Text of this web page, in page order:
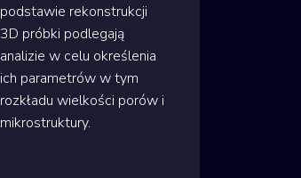
podstawie rekonstrukcji
3D próbki podlegają
analizie w celu określenia
ich parametrów w tym
rozkładu wielkości porów i
mikrostruktury.